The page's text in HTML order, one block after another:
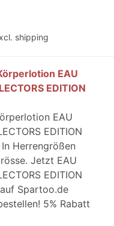
shipping
EAU
EDITION
EAU
EDITION
Herrengrößen
Jetzt EAU
EDITION
Spartoo.de
5% Rabatt